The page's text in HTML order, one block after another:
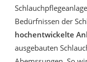
Bedürfnissen der
hochentwickelte
ausgebauten